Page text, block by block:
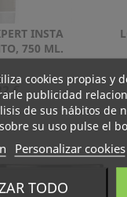
INSTA
750 ML.
€
cookies propias y
publicidad
de sus hábitos de
su uso pulse el
Personalizar cookies
TODO